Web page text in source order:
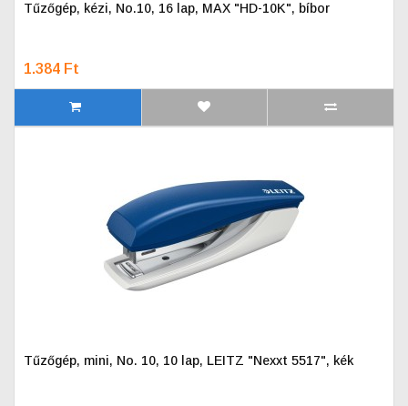
Tűzőgép, kézi, No.10, 16 lap, MAX "HD-10K", bíbor
1.384 Ft
Tűzőgép, mini, No. 10, 10 lap, LEITZ "Nexxt 5517", kék